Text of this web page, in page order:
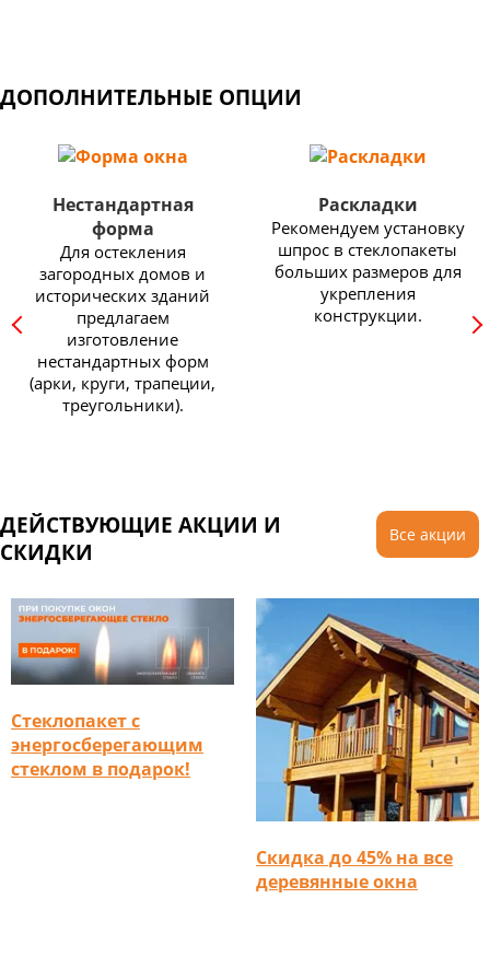
ДОПОЛНИТЕЛЬНЫЕ ОПЦИИ
Нестандартная
форма
Для остекления
загородных домов и
исторических зданий
предлагаем
изготовление
нестандартных форм
(арки, круги, трапеции,
треугольники).
Раскладки
Рекомендуем установку
шпрос в стеклопакеты
больших размеров для
укрепления
конструкции.
Все акции
ДЕЙСТВУЮЩИЕ АКЦИИ И
СКИДКИ
Стеклопакет с
энергосберегающим
стеклом в подарок!
Скидка до 45% на все
деревянные окна